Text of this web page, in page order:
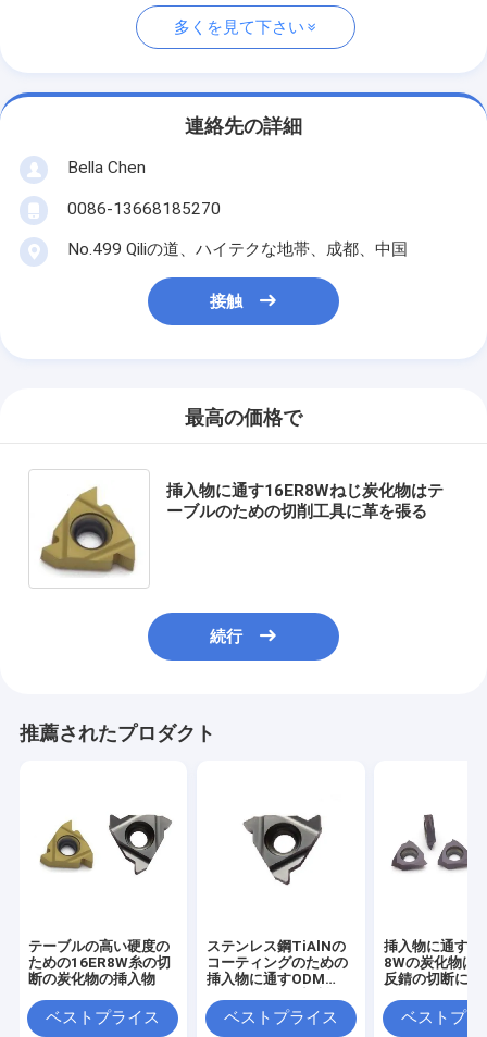
多くを見て下さい
連絡先の詳細
Bella Chen
0086-13668185270
No.499 Qiliの道、ハイテクな地帯、成都、中国
接触
最高の価格で
挿入物に通す16ER8Wねじ炭化物はテ
ーブルのための切削工具に革を張る
続行
推薦されたプロダクト
テーブルの高い硬度の
ための16ER8W糸の切
断の炭化物の挿入物
ベストプライス
ステンレス鋼TiAlNの
コーティングのための
挿入物に通すODM
炭化物
ベストプライス
挿入物に通す
8Wの炭化物は
反錆の切断に革
ベストプラ